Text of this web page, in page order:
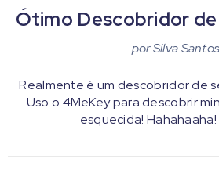
Ótimo Descobridor de
porSilva Santos
Realmente é um descobridor de
Uso o 4MeKey para descobrir
esquecida!